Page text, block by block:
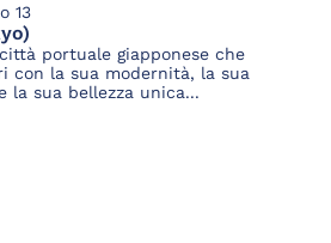
13
portuale giapponese che
con la sua modernità, la sua
la sua bellezza unica...